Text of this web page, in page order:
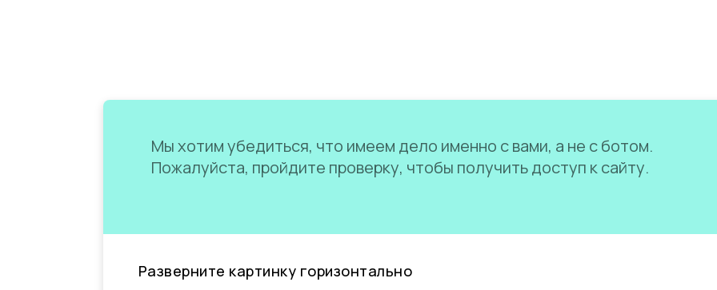
Мы хотим убедиться, что имеем дело именно с вами, а не с ботом.
Пожалуйста, пройдите проверку, чтобы получить доступ к сайту.
Разверните картинку горизонтально